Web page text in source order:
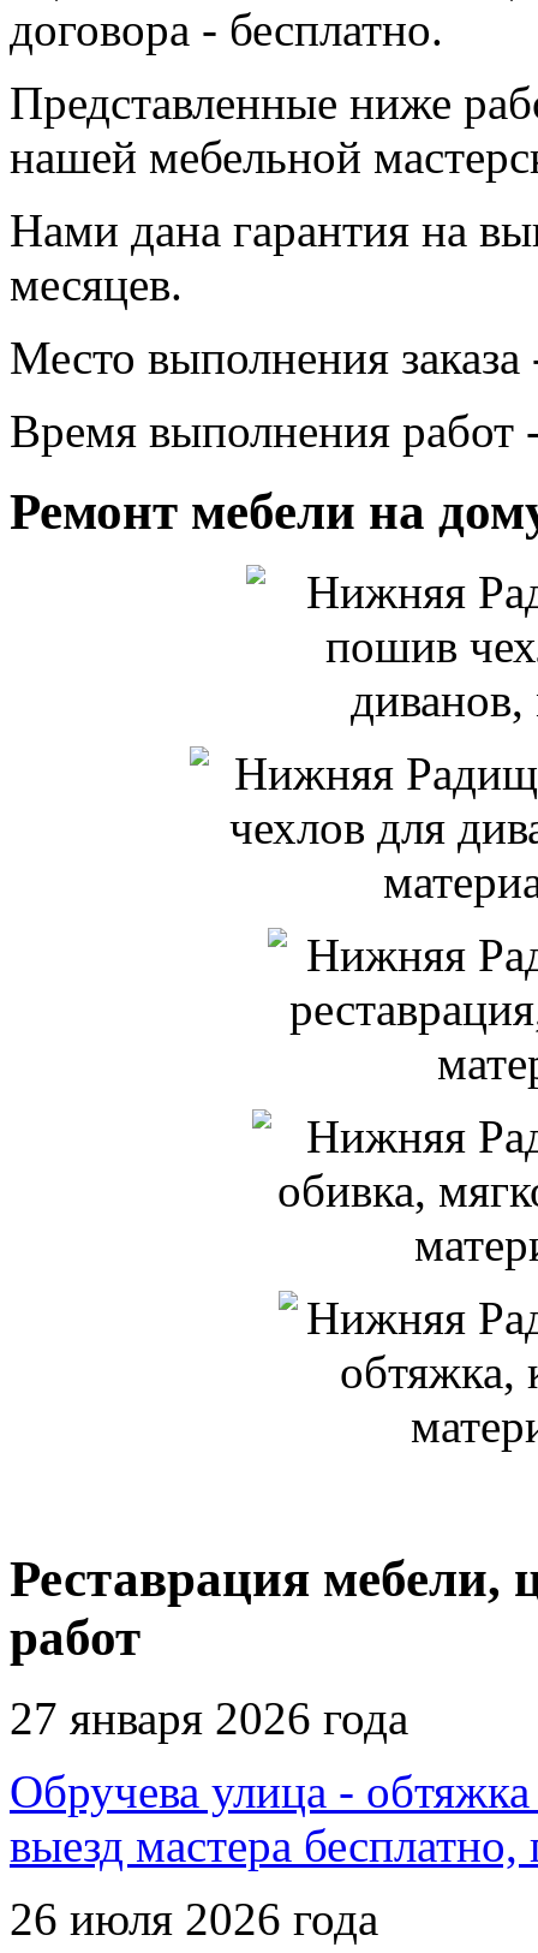
договора - бесплатно.
Представленные ниже
нашей мебельной
Нами дана гарантия на
месяцев.
Место выполнения
Время выполнения работ
Ремонт мебели на
Реставрация мебели,
работ
27 января 2026 года
Обручева улица -
выезд мастера
26 июля 2026 года